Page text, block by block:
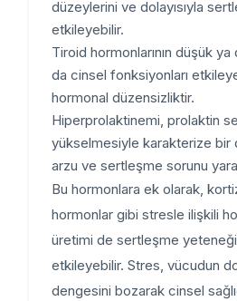
düzeylerini ve dolayısıyla
etkileyebilir.
Tiroid hormonlarının düşük
da cinsel fonksiyonları
hormonal düzensizliktir.
Hiperprolaktinemi, prolaktin
yükselmesiyle karakterize bir
arzu ve sertleşme sorunu
Bu hormonlara ek olarak,
hormonlar gibi stresle ilişkili
üretimi de sertleşme
etkileyebilir. Stres, vücudun
dengesini bozarak cinsel